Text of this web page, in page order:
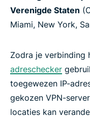
Verenigde Staten
Miami, New York,
Zodra je verbinding
adreschecker
toegewezen IP-
gekozen VPN-
locaties kan